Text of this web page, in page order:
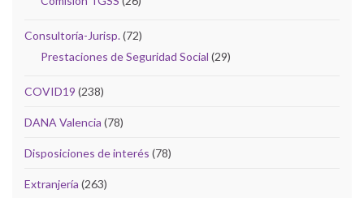
Consultoría-Jurisp.(72)
Prestaciones de Seguridad Social (29)
COVID19 (238)
DANA Valencia (78)
Disposiciones de interés (78)
Extranjería (263)